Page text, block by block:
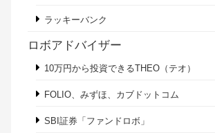
Funds（ファンズ ）:社債並に低リスク
maneo（マネオ）
OwnersBook（オーナーズブック）
SBIソーシャルレンディング
クラウドクレジット